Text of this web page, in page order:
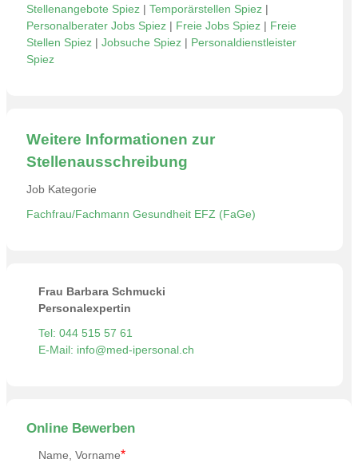
Stellenangebote Spiez | Temporärstellen Spiez |
Personalberater Jobs Spiez | Freie Jobs Spiez | Freie
Stellen Spiez | Jobsuche Spiez | Personaldienstleister
Spiez
Weitere Informationen zur
Stellenausschreibung
Job Kategorie
Fachfrau/Fachmann Gesundheit EFZ (FaGe)
Frau Barbara Schmucki
Personalexpertin
Tel: 044 515 57 61
E-Mail: info@med-ipersonal.ch
Online Bewerben
Name, Vorname*